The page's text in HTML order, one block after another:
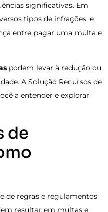
significativas. Em
tipos de infrações, e
entre pagar uma multa e
podem levar à redução ou
A Solução Recursos de
a entender e explorar
de
de regras e regulamentos
resultar em multas e